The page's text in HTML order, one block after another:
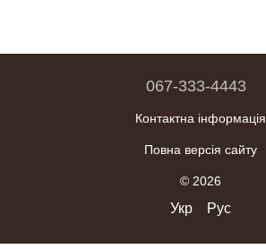
067-333-4443
Контактна інформація
Повна версія сайту
© 2026
Укр Рус